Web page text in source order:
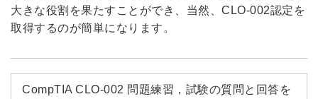
大きな役割を果たすことができ、当然、CLO-002認定を
取得するのが簡単になります。
CompTIA CLO-002 問題練習，試験の質問と回答を